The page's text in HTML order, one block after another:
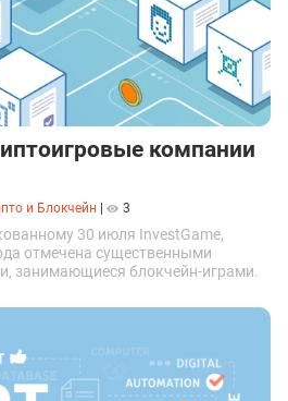
компании
и Блокчейн 3
30 июля InvestGame,
отмечена существенными
занимающиеся блокчейн-играми.